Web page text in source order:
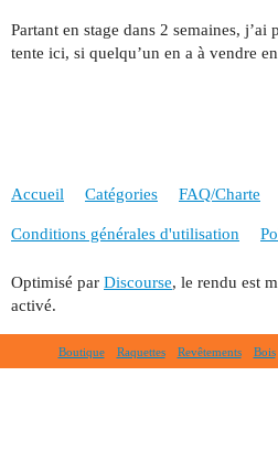
Partant en stage dans 2 semaines, j’ai
tente ici, si quelqu’un en a à vendre
Accueil Catégories FAQ/Charte
Conditions générales d'utilisation
Optimisé par Discourse, le rendu est
activé.
Boutique Raquettes Revêtements Bois